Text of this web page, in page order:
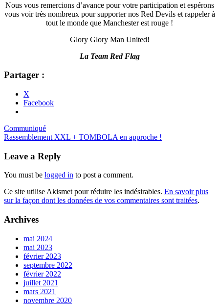
Nous vous remercions d’avance pour votre participation et espérons
vous voir très nombreux pour supporter nos Red Devils et rappeler à
tout le monde que Manchester est rouge !
Glory Glory Man United!
La Team Red Flag
Partager :
X
Facebook
Communiqué
Rassemblement XXL + TOMBOLA en approche !
Leave a Reply
You must be logged in to post a comment.
Ce site utilise Akismet pour réduire les indésirables. En savoir plus
sur la façon dont les données de vos commentaires sont traitées.
Archives
mai 2024
mai 2023
février 2023
septembre 2022
février 2022
juillet 2021
mars 2021
novembre 2020